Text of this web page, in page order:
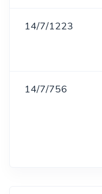
14/7/1223
14/7/756